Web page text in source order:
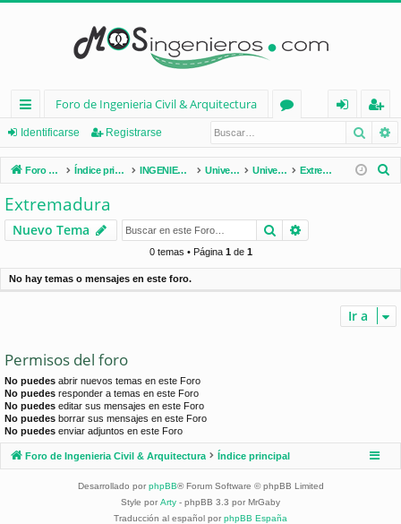
nl
ac
es
rá
pi
d
Foro de Ingenieria Civil & Arquitectura
os
nt
ifi
e
eg
ist
ra
Identificarse Registrarse
Foro de Ingenieria Civil & Arquitectura Índice principal INGENIERÍA CIVIL (España) Universidades de España Universidades por Comunidades Extremadura
r
Extremadura
Nuevo Tema Buscar
0 temas • Página 1de 1
No hay temas o mensajes en este foro.
Ir a
Permisos del foro
No puedes abrir nuevos temas en este Foro
No puedes responder a temas en este Foro
No puedes editar sus mensajes en este Foro
No puedes borrar sus mensajes en este Foro
No puedes enviar adjuntos en este Foro
Foro de Ingenieria Civil & Arquitectura Índice principal
Desarrollado por phpBB® Forum Software © phpBB Limited
Style por Arty - phpBB 3.3 por MrGaby
Traducción al español por phpBB España